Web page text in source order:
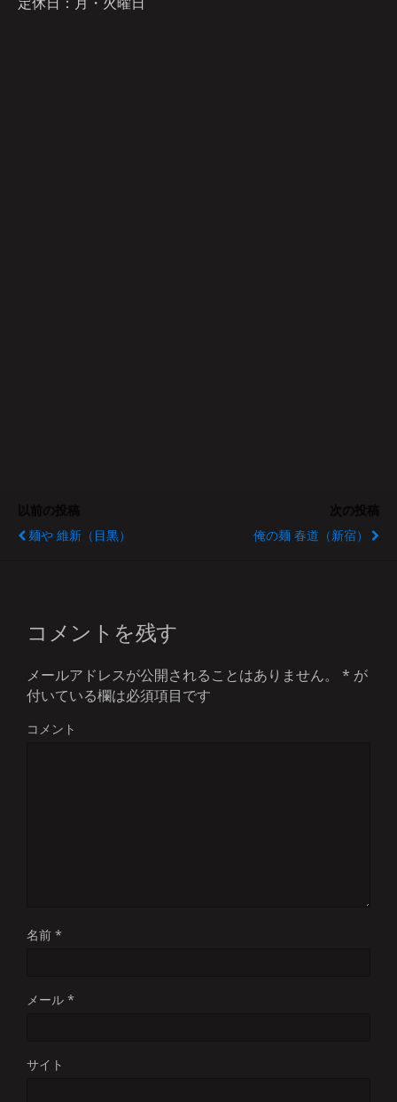
麺や 維新（目黒）
俺の麺 春道（新宿）
コメントを残す
メールアドレスが公開されることはありません。 * が
付いている欄は必須項目です
コメント
名前 *
メール *
サイト